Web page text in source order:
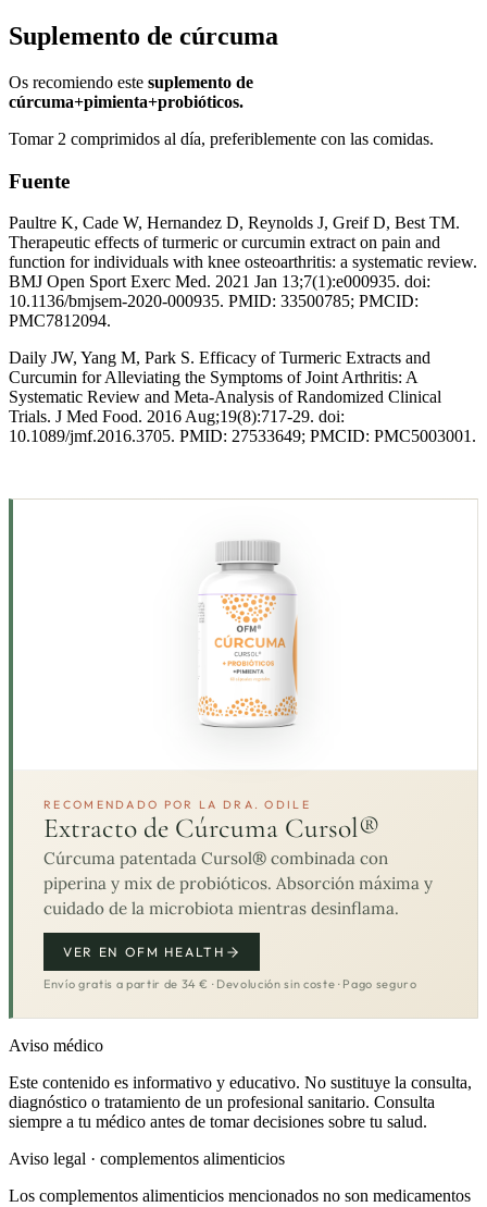
Suplemento de cúrcuma
Os recomiendo este suplemento de
cúrcuma+pimienta+probióticos.
Tomar 2 comprimidos al día, preferiblemente con las comidas.
Fuente
Paultre K, Cade W, Hernandez D, Reynolds J, Greif D, Best TM.
Therapeutic effects of turmeric or curcumin extract on pain and
function for individuals with knee osteoarthritis: a systematic review.
BMJ Open Sport Exerc Med. 2021 Jan 13;7(1):e000935. doi:
10.1136/bmjsem-2020-000935. PMID: 33500785; PMCID:
PMC7812094.
Daily JW, Yang M, Park S. Efficacy of Turmeric Extracts and
Curcumin for Alleviating the Symptoms of Joint Arthritis: A
Systematic Review and Meta-Analysis of Randomized Clinical
Trials. J Med Food. 2016 Aug;19(8):717-29. doi:
10.1089/jmf.2016.3705. PMID: 27533649; PMCID: PMC5003001.
RECOMENDADO POR LA DRA. ODILE
Extracto de Cúrcuma Cursol®
Cúrcuma patentada Cursol® combinada con
piperina y mix de probióticos. Absorción máxima y
cuidado de la microbiota mientras desinflama.
VER EN OFM HEALTH
Envío gratis a partir de 34 € · Devolución sin coste · Pago seguro
Aviso médico
Este contenido es informativo y educativo. No sustituye la consulta,
diagnóstico o tratamiento de un profesional sanitario. Consulta
siempre a tu médico antes de tomar decisiones sobre tu salud.
Aviso legal · complementos alimenticios
Los complementos alimenticios mencionados no son medicamentos